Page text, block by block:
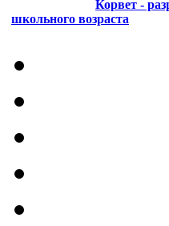
Корвет -
школьного возраста